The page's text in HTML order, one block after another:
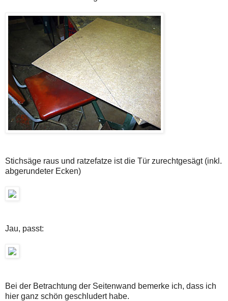
Stichsäge raus und ratzefatze ist die Tür zurechtgesägt (inkl.
abgerundeter Ecken)
Jau, passt:
Bei der Betrachtung der Seitenwand bemerke ich, dass ich
hier ganz schön geschludert habe.